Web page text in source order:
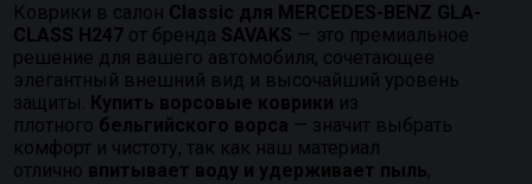
Коврики в салон Classic для MERCEDES-BENZ GLA-
CLASS H247 от бренда SAVAKS — это премиальное
решение для вашего автомобиля, сочетающее
элегантный внешний вид и высочайший уровень
защиты. Купить ворсовые коврики из
плотного бельгийского ворса — значит выбрать
комфорт и чистоту, так как наш материал
отлично впитывает воду и удерживает пыль,